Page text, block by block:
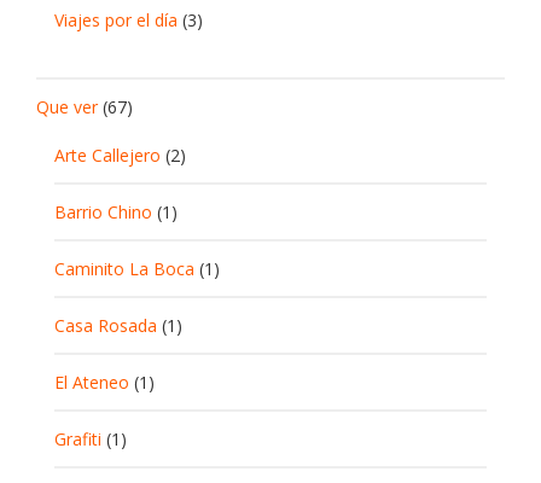
Viajes por el día (3)
Que ver(67)
Arte Callejero (2)
Barrio Chino (1)
Caminito La Boca (1)
Casa Rosada (1)
El Ateneo (1)
Grafiti (1)